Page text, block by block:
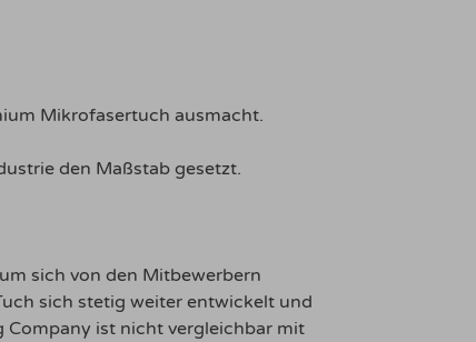
Mikrofasertuch ausmacht.
den Maßstab gesetzt.
sich von den Mitbewerbern
sich stetig weiter entwickelt und
Company ist nicht vergleichbar mit